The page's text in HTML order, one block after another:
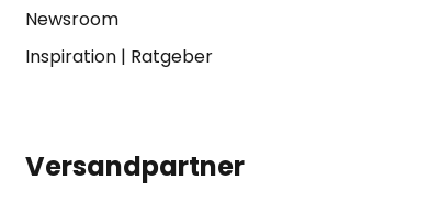
Newsroom
Inspiration| Ratgeber
Versandpartner